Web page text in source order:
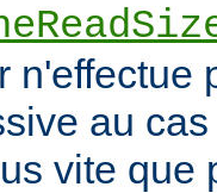
n'effectue
au
vite que